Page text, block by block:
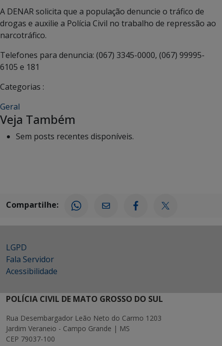
A DENAR solicita que a população denuncie o tráfico de
drogas e auxilie a Polícia Civil no trabalho de repressão ao
narcotráfico.
Telefones para denuncia: (067) 3345-0000, (067) 99995-
6105 e 181
Categorias :
Geral
Veja Também
Sem posts recentes disponíveis.
Compartilhe:
LGPD
Fala Servidor
Acessibilidade
POLÍCIA CIVIL DE MATO GROSSO DO SUL
Rua Desembargador Leão Neto do Carmo 1203
Jardim Veraneio - Campo Grande | MS
CEP 79037-100